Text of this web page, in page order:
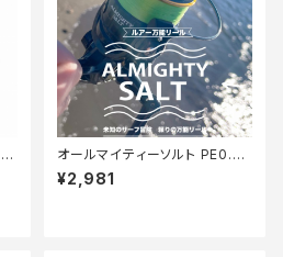
オールマイティーソルト PE0.8
号150m Tオリ
¥2,981